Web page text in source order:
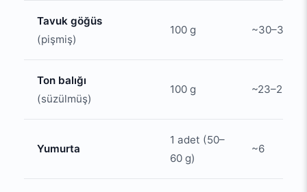
Tavuk göğüs
(pişmiş)
100 g ~30–31
Ton balığı
(süzülmüş)
100 g ~23–26
Yumurta
1 adet (50–
60 g)
~6